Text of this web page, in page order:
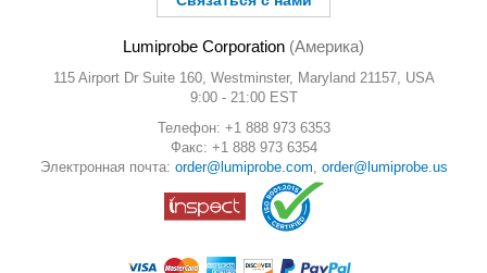
Lumiprobe Corporation (Америка)
115 Airport Dr Suite 160, Westminster, Maryland 21157, USA
9:00 - 21:00 EST
Телефон: +1 888 973 6353
Факс: +1 888 973 6354
Электронная почта: order@lumiprobe.com order@lumiprobe.us